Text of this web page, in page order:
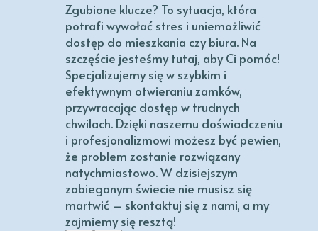
Zgubione klucze? To sytuacja, która
potrafi wywołać stres i uniemożliwić
dostęp do mieszkania czy biura. Na
szczęście jesteśmy tutaj, aby Ci pomóc!
Specjalizujemy się w szybkim i
efektywnym otwieraniu zamków,
przywracając dostęp w trudnych
chwilach. Dzięki naszemu doświadczeniu
i profesjonalizmowi możesz być pewien,
że problem zostanie rozwiązany
natychmiastowo. W dzisiejszym
zabieganym świecie nie musisz się
martwić – skontaktuj się z nami, a my
zajmiemy się resztą!